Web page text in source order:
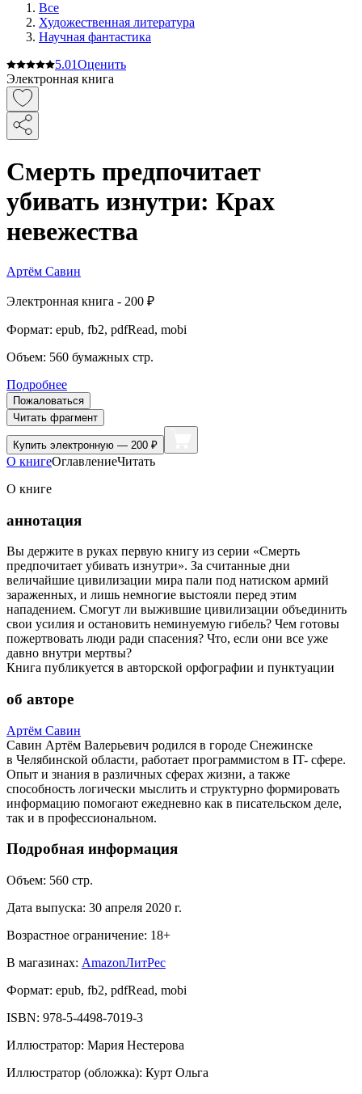
Все
Художественная литература
Научная фантастика
5.01Оценить
Электронная книга
Смерть предпочитает
убивать изнутри: Крах
невежества
Артём Савин
Электронная книга - 200 ₽
Формат: epub, fb2, pdfRead, mobi
Объем: 560 бумажных стр.
Подробнее
Пожаловаться
Читать фрагмент
Купить электронную — 200 ₽
О книгеОглавлениеЧитать
О книге
аннотация
Вы держите в руках первую книгу из серии «Смерть
предпочитает убивать изнутри». За считанные дни
величайшие цивилизации мира пали под натиском армий
зараженных, и лишь немногие выстояли перед этим
нападением. Смогут ли выжившие цивилизации объединить
свои усилия и остановить неминуемую гибель? Чем готовы
пожертвовать люди ради спасения? Что, если они все уже
давно внутри мертвы?
Книга публикуется в авторской орфографии и пунктуации
об авторе
Артём Савин
Савин Артём Валерьевич родился в городе Снежинске
в Челябинской области, работает программистом в IT- сфере.
Опыт и знания в различных сферах жизни, а также
способность логически мыслить и структурно формировать
информацию помогают ежедневно как в писательском деле,
так и в профессиональном.
Подробная информация
Объем: 560 стр.
Дата выпуска: 30 апреля 2020 г.
Возрастное ограничение: 18+
В магазинах: AmazonЛитРес
Формат: epub, fb2, pdfRead, mobi
ISBN: 978-5-4498-7019-3
Иллюстратор: Мария Нестерова
Иллюстратор (обложка): Курт Ольга